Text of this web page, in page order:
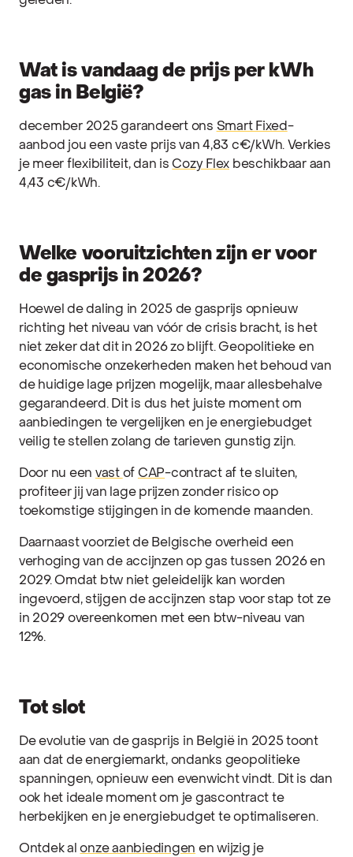
Wat is vandaag de prijs per kWh
gas in België?
december 2025 garandeert ons Smart Fixed-
aanbod jou een vaste prijs van 4,83 c€/kWh. Verkies
je meer flexibiliteit, dan isCozy Flex beschikbaar aan
4,43 c€/kWh.
Welke vooruitzichten zijn er voor
de gasprijs in 2026?
Hoewel de daling in 2025 de gasprijs opnieuw
richting het niveau van vóór de crisis bracht, is het
niet zeker dat dit in 2026 zo blijft. Geopolitieke en
economische onzekerheden maken het behoud van
de huidige lage prijzen mogelijk, maar allesbehalve
gegarandeerd. Dit is dus het juiste moment om
aanbiedingen te vergelijken en je energiebudget
veilig te stellen zolang de tarieven gunstig zijn.
Door nu een vast of CAP-contract af te sluiten,
profiteer jij van lage prijzen zonder risico op
toekomstige stijgingen in de komende maanden.
Daarnaast voorziet de Belgische overheid een
verhoging van de accijnzen op gas tussen 2026 en
2029. Omdat btw niet geleidelijk kan worden
ingevoerd, stijgen de accijnzen stap voor stap tot ze
in 2029 overeenkomen met een btw-niveau van
12%.
Tot slot
De evolutie van de gasprijs in België in 2025 toont
aan dat de energiemarkt, ondanks geopolitieke
spanningen, opnieuw een evenwicht vindt. Dit is dan
ook het ideale moment om je gascontract te
herbekijken en je energiebudget te optimaliseren.
Ontdek alonze aanbiedingen en wijzig je